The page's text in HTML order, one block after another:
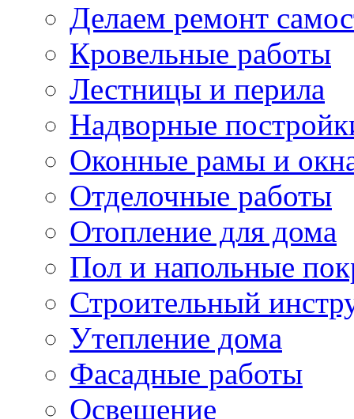
Делаем ремонт
Кровельные работы
Лестницы и перила
Надворные
Оконные рамы и
Отделочные работы
Отопление для дома
Пол и напольные
Строительный
Утепление дома
Фасадные работы
Освещение